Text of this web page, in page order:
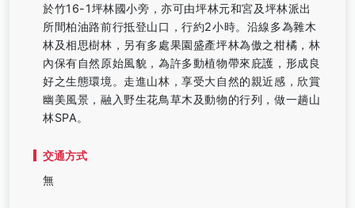
於竹16-1坪林國小旁，亦可由坪林元和宮及坪林派出
所間柏油路前行抵登山口，行約2小時。沿線多為雜木
林及相思樹林，另有多處果園盛產坪林為傲之柑橘，林
內保有自然原始風貌，為許多動植物帶來庇護，形成良
好之生態環境。走進山林，享受大自然的親近感，欣賞
幽美風景，融入野生花鳥草木及動物的行列，做一趟山
林SPA。
交通方式
無